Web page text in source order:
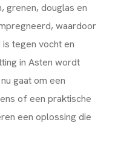
grenen, douglas en
waardoor
tegen vocht en
in Asten wordt
gaat om een
of een praktische
een oplossing die